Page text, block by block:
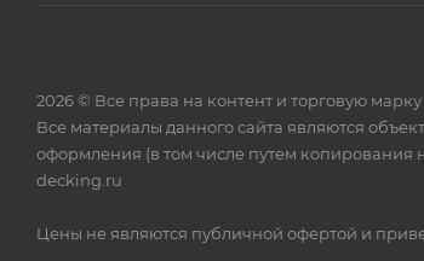
2026 © Все права на контент и торговую
Все материалы данного сайта являются
оформления (в том числе путем копирования
decking.ru
Цены не являются публичной офертой и